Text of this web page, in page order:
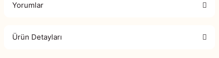
Yorumlar
Ürün Detayları